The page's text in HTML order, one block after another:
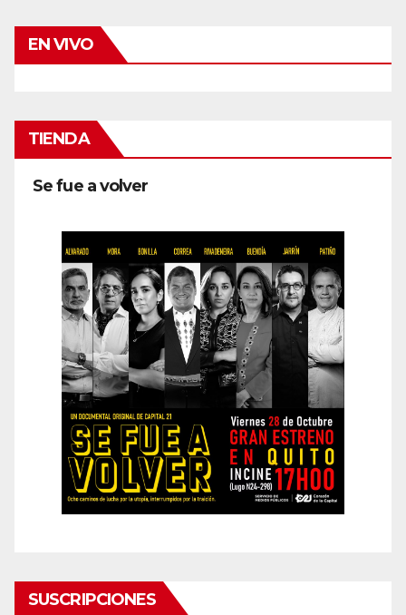
EN VIVO
TIENDA
Se fue a volver
SUSCRIPCIONES